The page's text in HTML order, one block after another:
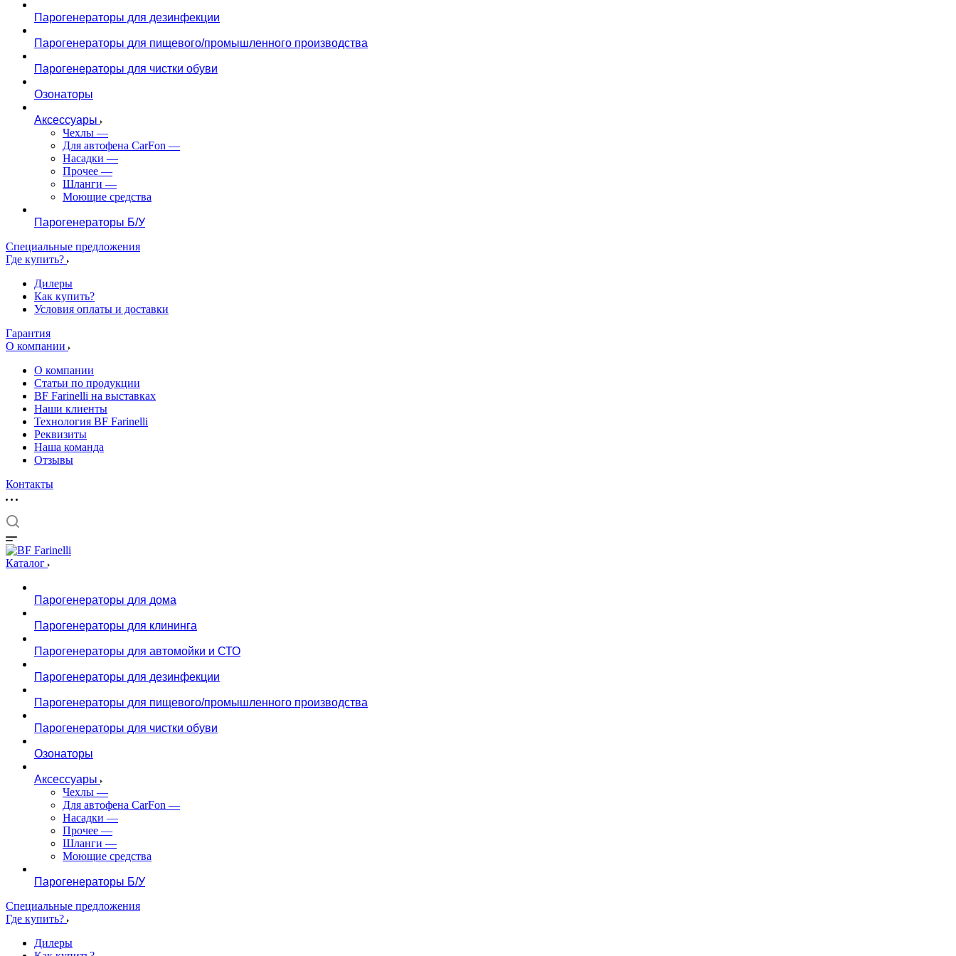
Парогенераторы для дезинфекции
Парогенераторы для пищевого/промышленного производства
Парогенераторы для чистки обуви
Озонаторы
Аксессуары
Чехлы —
Для автофена CarFon —
Насадки —
Прочее —
Шланги —
Моющие средства
Парогенераторы Б/У
Специальные предложения
Где купить?
Дилеры
Как купить?
Условия оплаты и доставки
Гарантия
О компании
О компании
Статьи по продукции
BF Farinelli на выставках
Наши клиенты
Технология BF Farinelli
Реквизиты
Наша команда
Отзывы
Контакты
Каталог
Парогенераторы для дома
Парогенераторы для клининга
Парогенераторы для автомойки и СТО
Парогенераторы для дезинфекции
Парогенераторы для пищевого/промышленного производства
Парогенераторы для чистки обуви
Озонаторы
Аксессуары
Чехлы —
Для автофена CarFon —
Насадки —
Прочее —
Шланги —
Моющие средства
Парогенераторы Б/У
Специальные предложения
Где купить?
Дилеры